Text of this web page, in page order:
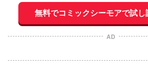
無料でコミックシーモアで試し
AD